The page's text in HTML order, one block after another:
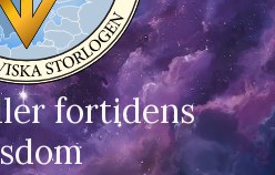
fortidens